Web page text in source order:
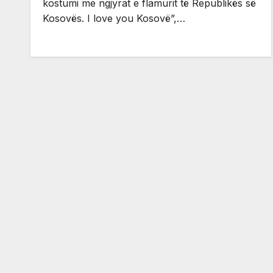
kostumi me ngjyrat e flamurit të Republikës së
Kosovës. I love you Kosovë”,…